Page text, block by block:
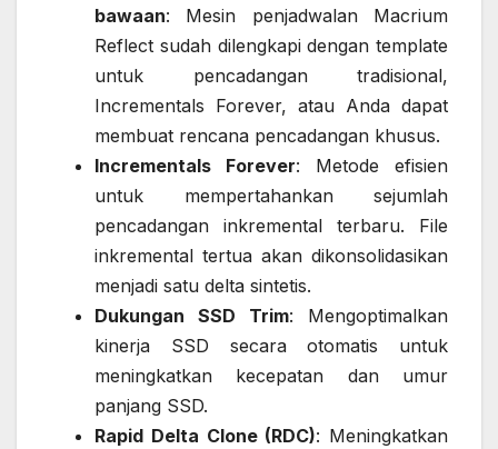
bawaan: Mesin penjadwalan Macrium
Reflect sudah dilengkapi dengan template
untuk pencadangan tradisional,
Incrementals Forever, atau Anda dapat
membuat rencana pencadangan khusus.
Incrementals Forever: Metode efisien
untuk mempertahankan sejumlah
pencadangan inkremental terbaru. File
inkremental tertua akan dikonsolidasikan
menjadi satu delta sintetis.
Dukungan SSD Trim: Mengoptimalkan
kinerja SSD secara otomatis untuk
meningkatkan kecepatan dan umur
panjang SSD.
Rapid Delta Clone (RDC): Meningkatkan